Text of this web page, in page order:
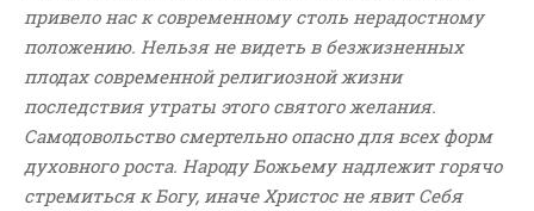
привело нас к современному столь нерадостному
положению. Нельзя не видеть в безжизненных
плодах современной религиозной жизни
последствия утраты этого святого желания.
Самодовольство смертельно опасно для всех форм
духовного роста. Народу Божьему надлежит горячо
стремиться к Богу, иначе Христос не явит Себя